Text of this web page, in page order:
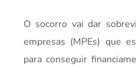
O socorro vai dar
empresas (MPEs) que
para conseguir